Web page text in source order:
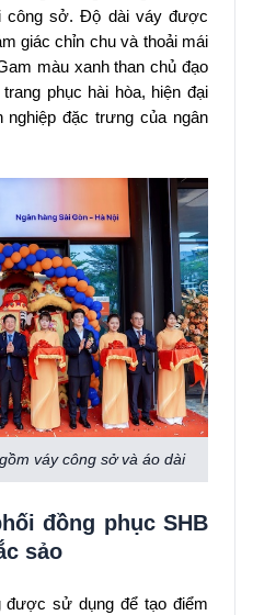
công sở. Độ dài váy được
giác chỉn chu và thoải mái
màu xanh than chủ đạo
phục hài hòa, hiện đại
đặc trưng của ngân
váy công sở và áo dài
đồng phục SHB
sảo
sử dụng để tạo điểm